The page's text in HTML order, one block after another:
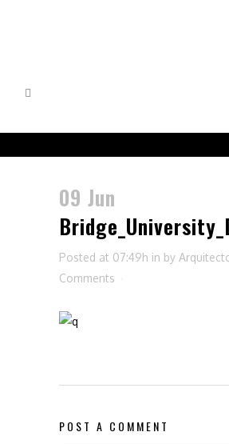
09 Jun
Posted at 07:49h in by
Comments
POST A COMMENT